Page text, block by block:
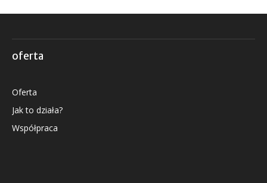
oferta
Oferta
Jak to działa?
Współpraca